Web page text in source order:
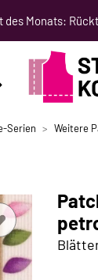
des Monats:
SCHNITTMUSTER
Serien Weitere